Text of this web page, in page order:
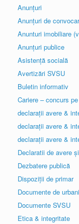
Anunțuri
Anunțuri de
Anunturi imobiliare
Anunțuri publice
Asistență socială
Avertizări SVSU
Buletin informativ
Cariere – concurs
declarații avere &
declarații avere &
declarații avere &
Declaratii de avere
Dezbatere publică
Dispoziții de primar
Documente de
Documente SVSU
Etica & integritate